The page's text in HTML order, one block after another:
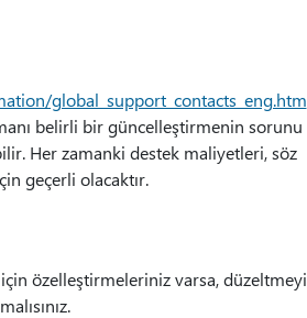
global_support_contacts_eng.htm
belirli bir güncelleştirmenin sorunu
Her zamanki destek maliyetleri, söz
geçerli olacaktır.
özelleştirmeleriniz varsa, düzeltmeyi